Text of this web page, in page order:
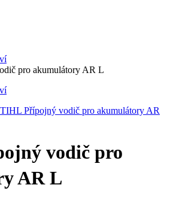
pro akumulátory AR L
vodič pro
AR L